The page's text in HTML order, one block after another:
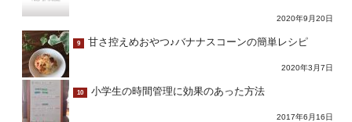
2020年9月20日
9 甘さ控えめおやつ♪バナナスコーンの簡単レシピ
2020年3月7日
10 小学生の時間管理に効果のあった方法
2017年6月16日